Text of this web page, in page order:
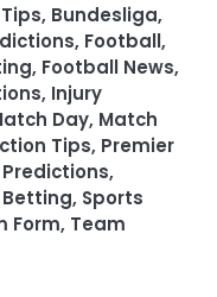
, Bundesliga,
, Football,
, Football News,
, Injury
Day, Match
Tips, Premier
Predictions,
, Sports
Form, Team